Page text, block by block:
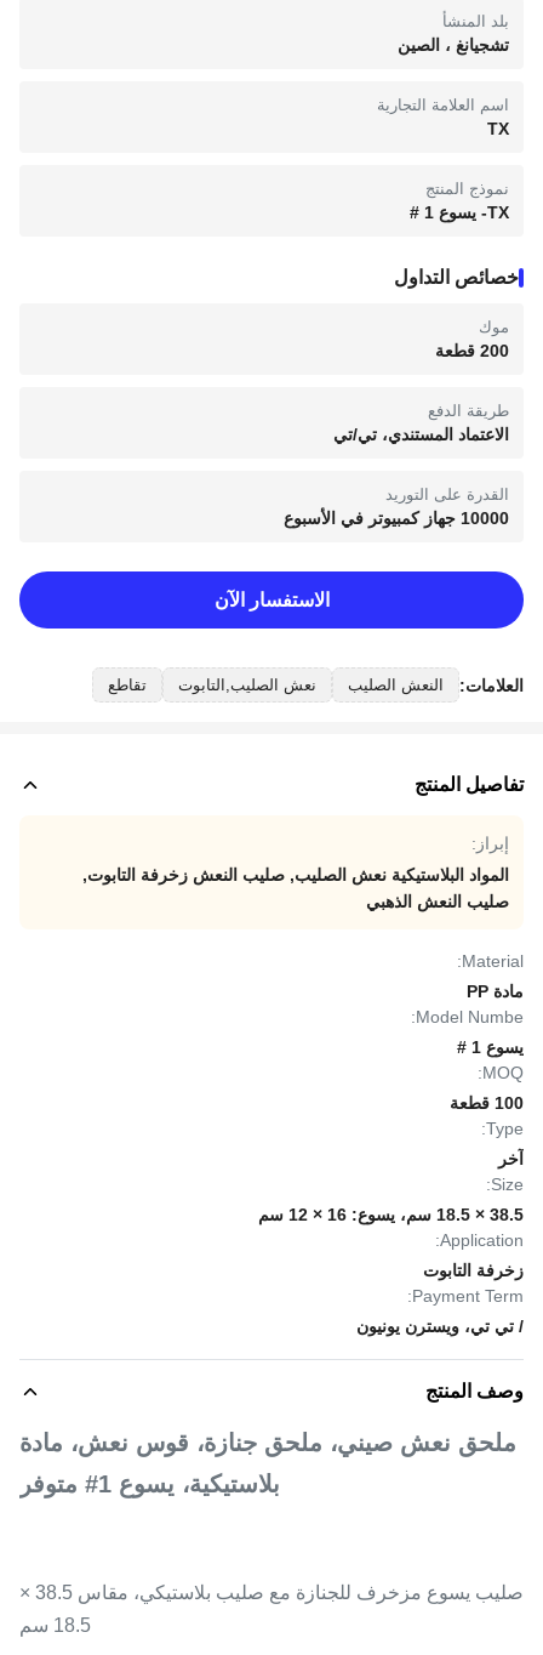
بلد المنشأ
تشجيانغ ، الصين
اسم العلامة التجارية
TX
نموذج المنتج
TX- يسوع 1 #
خصائص التداول
موك
200 قطعة
طريقة الدفع
الاعتماد المستندي، تي/تي
القدرة على التوريد
10000 جهاز كمبيوتر في الأسبوع
الاستفسار الآن
العلامات: النعش الصليب نعش الصليب,التابوت تقاطع
تفاصيل المنتج
إبراز:
المواد البلاستيكية نعش الصليب, صليب النعش زخرفة التابوت,
صليب النعش الذهبي
Material:
مادة PP
Model Numbe:
يسوع 1 #
MOQ:
100 قطعة
Type:
آخر
Size:
38.5 × 18.5 سم، يسوع: 16 × 12 سم
Application:
زخرفة التابوت
Payment Term:
/ تي تي، ويسترن يونيون
وصف المنتج
ملحق نعش صيني، ملحق جنازة، قوس نعش، مادة
بلاستيكية، يسوع 1# متوفر
صليب يسوع مزخرف للجنازة مع صليب بلاستيكي، مقاس 38.5 ×
18.5 سم